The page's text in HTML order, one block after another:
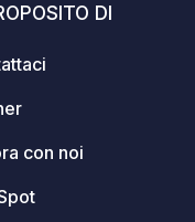
DI
con noi